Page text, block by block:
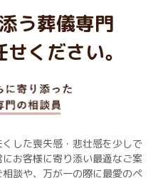
う葬儀専門
ください。
した喪失感・悲壮感を少しで
お客様に寄り添い最適なご案
談や、万が一の際に最愛のペ